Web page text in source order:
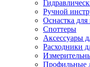
Ручной
Оснастка
Споттеры
Аксессуары
Расходники
Профильные